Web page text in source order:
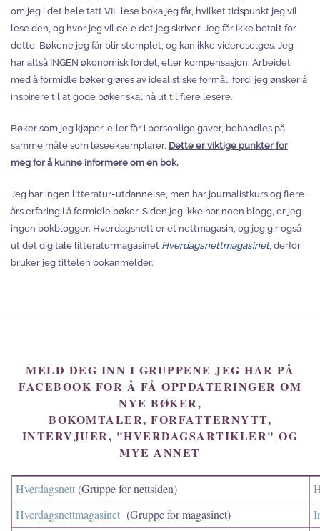
om jeg i det hele tatt VIL lese boka jeg får, hvilket tidspunkt jeg vil
lese den, og hvor jeg vil dele det jeg skriver. Jeg får ikke betalt for
dette. Bøkene jeg får blir stemplet, og kan ikke videreselges. Jeg
har altså INGEN økonomisk fordel, eller kompensasjon. Arbeidet
med å formidle bøker gjøres av idealistiske formål, fordi jeg ønsker å
inspirere til at gode bøker skal nå ut til flere lesere.
Bøker som jeg kjøper, eller får i personlige gaver, behandles på
samme måte som leseeksemplarer. Dette er viktige punkter for
meg for å kunne informere om en bok.
Jeg har ingen litteratur-utdannelse, men har journalistkurs og flere
års erfaring i å formidle bøker. Siden jeg ikke har noen blogg, er jeg
ingen bokblogger. Hverdagsnett er et nettmagasin, og jeg gir også
ut det digitale litteraturmagasinet Hverdagsnettmagasinet, derfor
bruker jeg tittelen bokanmelder.
MELD DEG INN I GRUPPENE JEG HAR PÅ
FACEBOOK FOR Å FÅ OPPDATERINGER OM
NYE BØKER,
BOKOMTALER, FORFATTERNYTT,
INTERVJUER, "HVERDAGSARTIKLER" OG
MYE ANNET
Hverdagsnett(Gruppe for nettsiden)
Hverdagsnettmagasinet (Gruppe for magasinet)